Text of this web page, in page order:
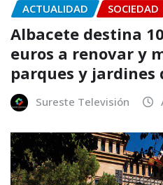
ACTUALIDAD SOCIEDAD
Albacete destina
euros a renovar y
parques y jardines
Sureste Televisión